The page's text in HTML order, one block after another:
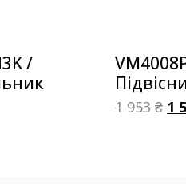
/
1 953₴ 1